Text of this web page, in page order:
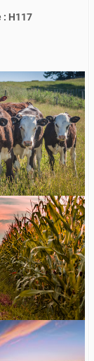
: H117